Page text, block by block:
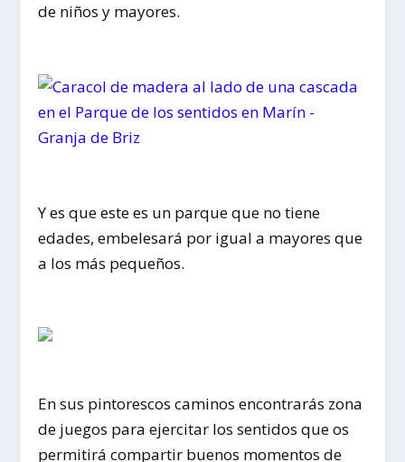
de niños y mayores.
Y es que este es un parque que no tiene
edades, embelesará por igual a mayores que
a los más pequeños.
En sus pintorescos caminos encontrarás zona
de juegos para ejercitar los sentidos que os
permitirá compartir buenos momentos de